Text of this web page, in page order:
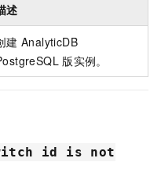
述
建 AnalyticDB
版实例。
id is not